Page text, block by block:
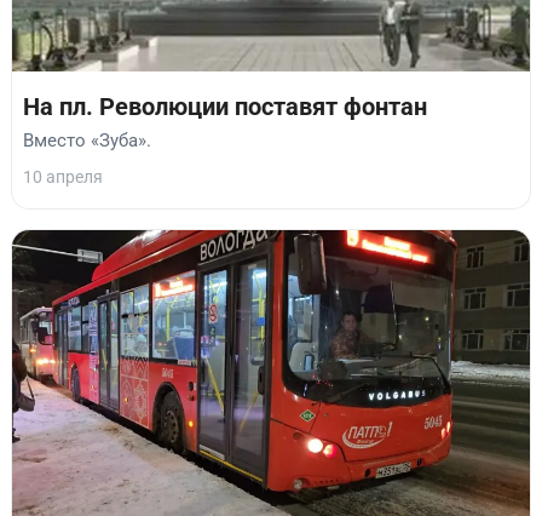
На пл. Революции поставят фонтан
Вместо «Зуба».
10 апреля